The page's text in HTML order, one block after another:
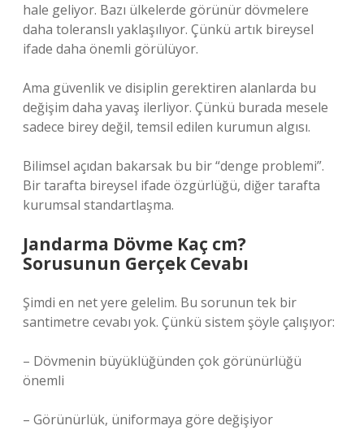
hale geliyor. Bazı ülkelerde görünür dövmelere
daha toleranslı yaklaşılıyor. Çünkü artık bireysel
ifade daha önemli görülüyor.
Ama güvenlik ve disiplin gerektiren alanlarda bu
değişim daha yavaş ilerliyor. Çünkü burada mesele
sadece birey değil, temsil edilen kurumun algısı.
Bilimsel açıdan bakarsak bu bir “denge problemi”.
Bir tarafta bireysel ifade özgürlüğü, diğer tarafta
kurumsal standartlaşma.
Jandarma Dövme Kaç cm?
Sorusunun Gerçek Cevabı
Şimdi en net yere gelelim. Bu sorunun tek bir
santimetre cevabı yok. Çünkü sistem şöyle çalışıyor:
– Dövmenin büyüklüğünden çok görünürlüğü
önemli
– Görünürlük, üniformaya göre değişiyor